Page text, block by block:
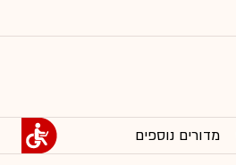
מדורים נוספים